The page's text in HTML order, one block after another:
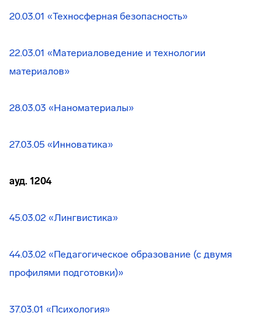
20.03.01 «Техносферная безопасность»
22.03.01 «Материаловедение и технологии
материалов»
28.03.03 «Наноматериалы»
27.03.05 «Инноватика»
ауд. 1204
45.03.02 «Лингвистика»
44.03.02 «Педагогическое образование (с двумя
профилями подготовки)»
37.03.01 «Психология»